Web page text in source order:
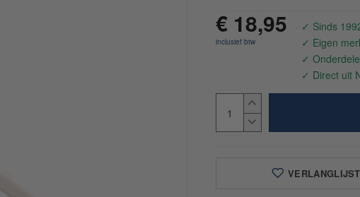
€ 18,95
VERLANGLIJST